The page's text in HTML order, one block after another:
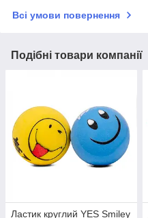
Всі умови повернення
Подібні товари компанії
Ластик круглий YES Smiley